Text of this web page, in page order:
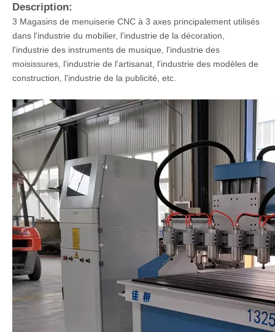
Description:
3 Magasins de menuiserie CNC à 3 axes principalement utilisés
dans l'industrie du mobilier, l'industrie de la décoration,
l'industrie des instruments de musique, l'industrie des
moisissures, l'industrie de l'artisanat, l'industrie des modèles de
construction, l'industrie de la publicité, etc.